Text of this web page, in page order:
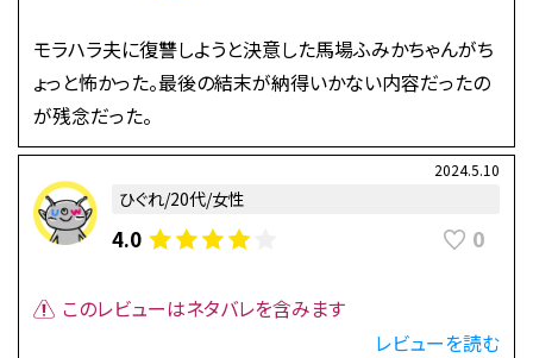
モラハラ夫に復讐しようと決意した馬場ふみかちゃんがち
ょっと怖かった。最後の結末が納得いかない内容だったの
が残念だった。
2024.5.10
ひぐれ/20代/女性
4.0 0
このレビューはネタバレを含みます
レビューを読む